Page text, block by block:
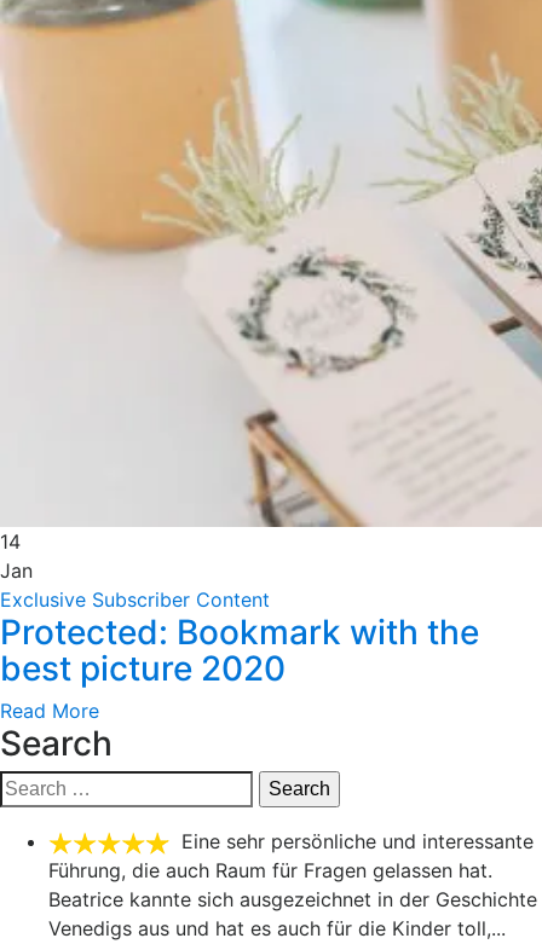
14
Jan
Exclusive Subscriber Content
Protected: Bookmark with the
best picture 2020
Read More
Search
Search
for:
Eine sehr persönliche und interessante
Führung, die auch Raum für Fragen gelassen hat.
Beatrice kannte sich ausgezeichnet in der Geschichte
Venedigs aus und hat es auch für die Kinder toll,...